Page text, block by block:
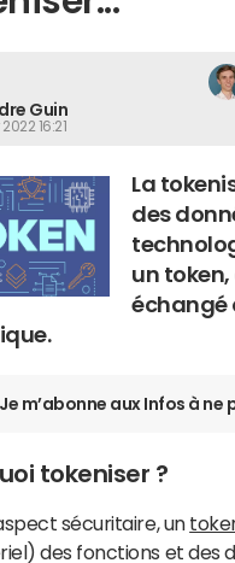
Guin
16:21
La
des
un
échangé
Je m’abonne aux Infos à ne
tokeniser ?
sécuritaire, un
des fonctions et des